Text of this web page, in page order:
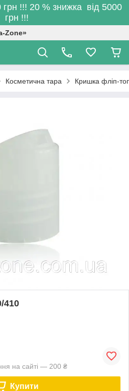
грн !!! 20 % знижка від 5000
грн !!!
Zone»
Косметична тара Кришка фліп-
410
на сайті — 200 ₴
Купити